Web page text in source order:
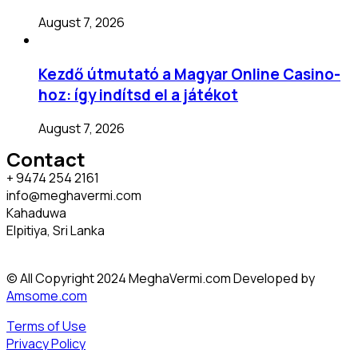
August 7, 2026
Kezdő útmutató a Magyar Online Casino-
hoz: így indítsd el a játékot
August 7, 2026
Contact
+ 9474 254 2161
info@meghavermi.com
Kahaduwa
Elpitiya, Sri Lanka
© All Copyright 2024 MeghaVermi.com Developed by
Amsome.com
Terms of Use
Privacy Policy